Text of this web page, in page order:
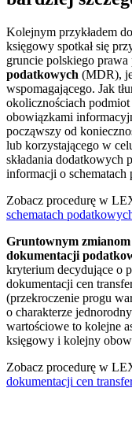
Kolejnym przykładem
księgowy spotkał się
gruncie polskiego prawa
podatkowych (MDR),
wspomagającego. Jak
okolicznościach
obowiązkami
począwszy od
lub korzystającego w
składania dodatkowych
informacji o schematach
Zobacz procedurę w
schematach
Gruntownym zmianom
dokumentacji
kryterium decydujące o
dokumentacji cen
(przekroczenie progu
o charakterze
wartościowe to kolejne
księgowy i kolejny
Zobacz procedurę w
dokumentacji cen